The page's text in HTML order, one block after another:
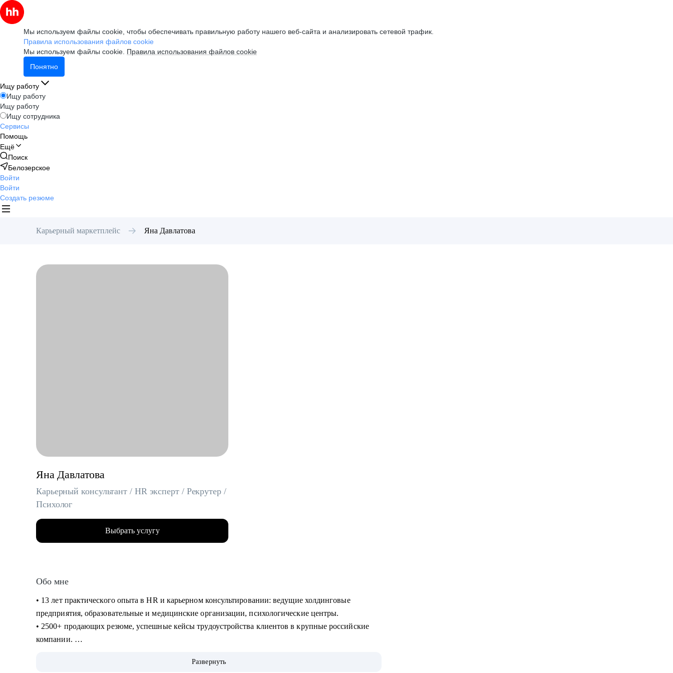
Мы используем файлы cookie, чтобы обеспечивать правильную работу нашего веб-сайта и анализировать сетевой трафик.
Правила использования файлов cookie
Мы используем файлы cookie. Правила использования файлов cookie
Понятно
Ищу работу
Ищу работу
Ищу работу
Ищу сотрудника
Сервисы
Помощь
Ещё
Поиск
Белозерское
Войти
Войти
Создать резюме
Карьерный маркетплейс Яна Давлатова
Яна Давлатова
Карьерный консультант / HR эксперт / Рекрутер /
Психолог
Выбрать услугу
Обо мне
• 13 лет практического опыта в HR и карьерном консультировании: ведущие холдинговые
предприятия, образовательные и медицинские организации, психологические центры.
• 2500+ продающих резюме, успешные кейсы трудоустройства клиентов в крупные российские
компании.
вы сможете посмотреть на себя «глазами рекрутера».
Развернуть